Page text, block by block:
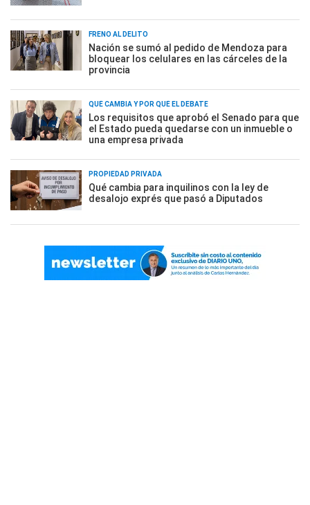
FRENO AL DELITO
Nación se sumó al pedido de Mendoza para
bloquear los celulares en las cárceles de la
provincia
QUÉ CAMBIA Y POR QUÉ EL DEBATE
Los requisitos que aprobó el Senado para que
el Estado pueda quedarse con un inmueble o
una empresa privada
PROPIEDAD PRIVADA
Qué cambia para inquilinos con la ley de
desalojo exprés que pasó a Diputados